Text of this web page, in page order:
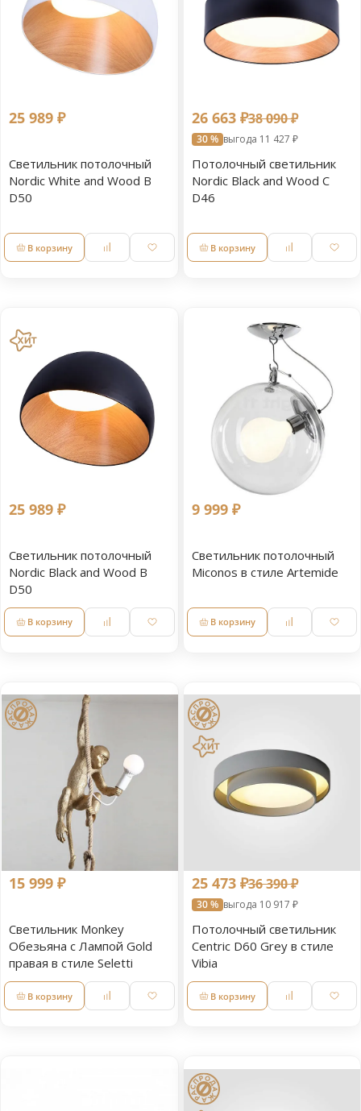
25 989 ₽
Светильник потолочный
Nordic White and Wood B
D50
В корзину
26 663 ₽38 090 ₽
30 % выгода 11 427 ₽
Потолочный светильник
Nordic Black and Wood C
D46
В корзину
25 989 ₽
Светильник потолочный
Nordic Black and Wood B
D50
В корзину
9 999 ₽
Светильник потолочный
Miconos в стиле Artemide
В корзину
15 999 ₽
Светильник Monkey
Обезьяна с Лампой Gold
правая в стиле Seletti
В корзину
25 473 ₽36 390 ₽
30 % выгода 10 917 ₽
Потолочный светильник
Centric D60 Grey в стиле
Vibia
В корзину